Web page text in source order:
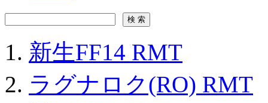
新生FF14 RMT
ラグナロク(RO) RMT